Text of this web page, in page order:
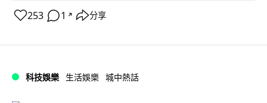
253 1 ↗ 分享
科技娛樂 生活娛樂 城中熱話